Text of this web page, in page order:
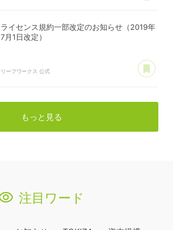
ライセンス規約一部改定のお知らせ（2019年
7月1日改定）
リーフワークス 公式
もっと見る
注目ワード